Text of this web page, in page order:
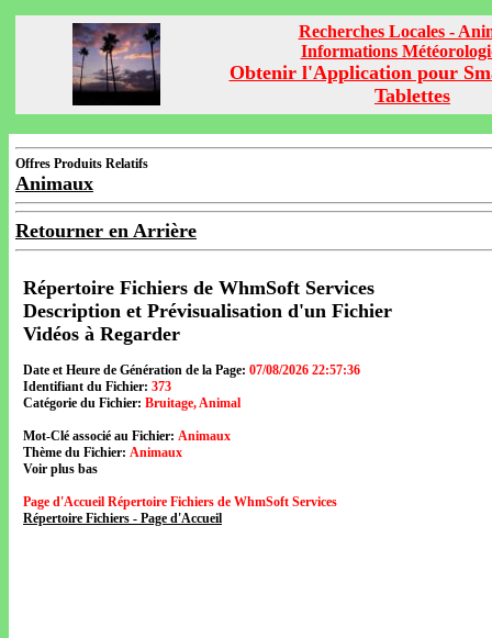
Recherches Locales -
Informations
Obtenir l'Application pour
Tablettes
Offres Produits Relatifs
Animaux
Retourner en Arrière
Répertoire Fichiers de WhmSoft Services
Description et Prévisualisation d'un Fichier
Vidéos à Regarder
Date et Heure de Génération de la Page: 07/08/2026 22:57:36
Identifiant du Fichier: 373
Catégorie du Fichier: Bruitage, Animal
Mot-Clé associé au Fichier: Animaux
Thème du Fichier: Animaux
Voir plus bas
Page d'Accueil Répertoire Fichiers de WhmSoft Services
Répertoire Fichiers - Page d'Accueil